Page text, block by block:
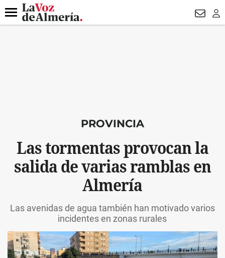
DESTACADO
Menú
PROVINCIA
Las tormentas provocan la
salida de varias ramblas en
Almería
Las avenidas de agua también han motivado varios
incidentes en zonas rurales